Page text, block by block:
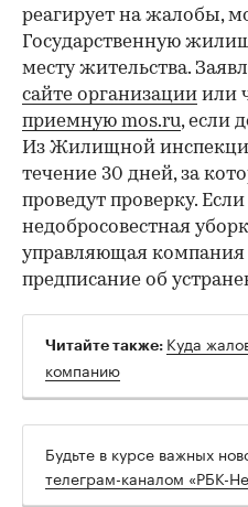
реагирует на жалобы,
Государственную
месту жительства.
сайте организации или
приемную mos.ru, если
Из Жилищной
течение 30 дней, за
проведут проверку.
недобросовестная
управляющая
предписание об
Читайте также: Куда
компанию
Будьте в курсе важных
телеграм-каналом «РБК-